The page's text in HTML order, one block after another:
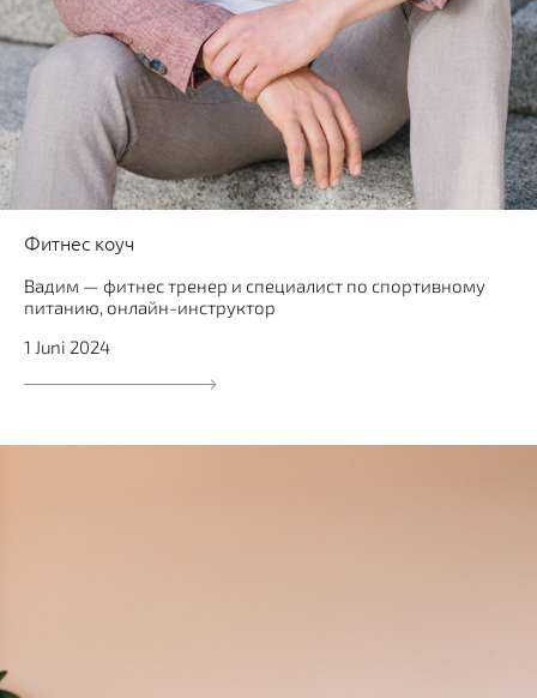
Фитнес коуч
Вадим — фитнес тренер и специалист по спортивному
питанию, онлайн-инструктор
1 Juni 2024